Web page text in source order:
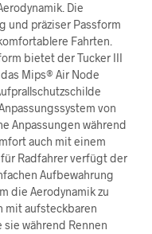
Die
und präziser Passform
Fahrten.
bietet der Tucker III
Mips® Air Node
von
Anpassungen während
auch mit einem
Radfahrer verfügt der
Aufbewahrung
die Aerodynamik zu
mit aufsteckbaren
während Rennen